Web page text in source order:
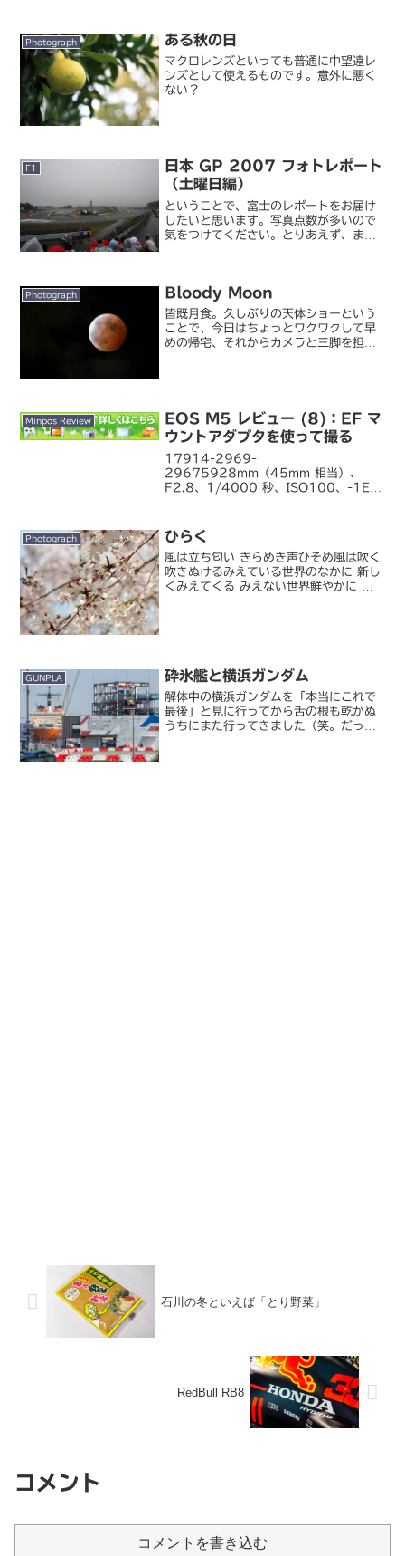
Photograph ある秋の日
マクロレンズといっても普通に中望遠レ
ンズとして使えるものです。意外に悪く
ない？
F1
日本 GP 2007 フォトレポート
（土曜日編）
ということで、富士のレポートをお届け
したいと思います。写真点数が多いので
気をつけてください。とりあえず、まず
してヘアピンに飛び込...
Photograph Bloody Moon
皆既月食。久しぶりの天体ショーという
ことで、今日はちょっとワクワクして早
めの帰宅、それからカメラと三脚を担い
Minpos Review
EOS M5 レビュー (8)：EF マ
ウントアダプタを使って撮る
17914-2969-
29675928mm（45mm 相当）、
F2.8、1/4000 秒、ISO100、-1EV
撮影できませんでしたが、今週末は気持
ちの良い秋晴れ...
Photograph ひらく
風は立ち匂い きらめき声ひそめ風は吹く
吹きぬけるみえている世界のなかに 新し
くみえてくる みえない世界鮮やかに 色
GUNPLA 砕氷艦と横浜ガンダム
解体中の横浜ガンダムを「本当にこれで
最後」と見に行ってから舌の根も乾かぬ
うちにまた行ってきました（笑。だって
石川の冬といえば「とり野菜」
RedBull RB8
コメント
コメントを書き込む